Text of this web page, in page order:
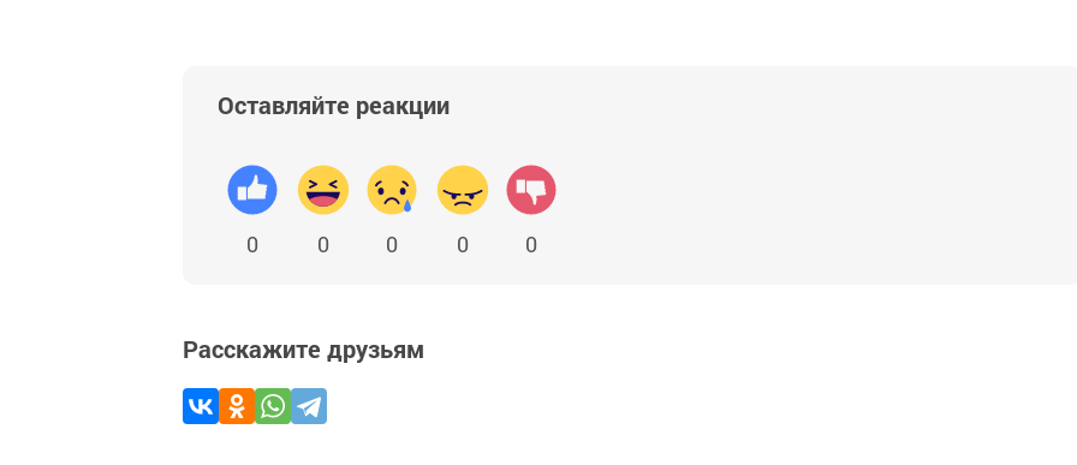
Оставляйте реакции
0 0 0 0 0
Расскажите друзьям